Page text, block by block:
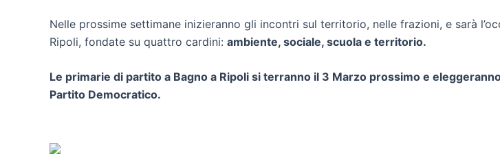
Nelle prossime settimane inizieranno gli incontri sul territorio, nelle frazioni, e sarà
Ripoli, fondate su quattro cardini: ambiente, sociale, scuola e territorio.
Le primarie di partito a Bagno a Ripoli si terranno il 3 Marzo prossimo e
Partito Democratico.